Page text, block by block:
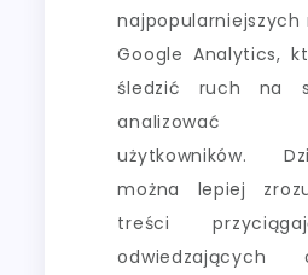
najpopularniejszych
Google Analytics,
śledzić ruch na
analizować
użytkowników.
można lepiej
treści